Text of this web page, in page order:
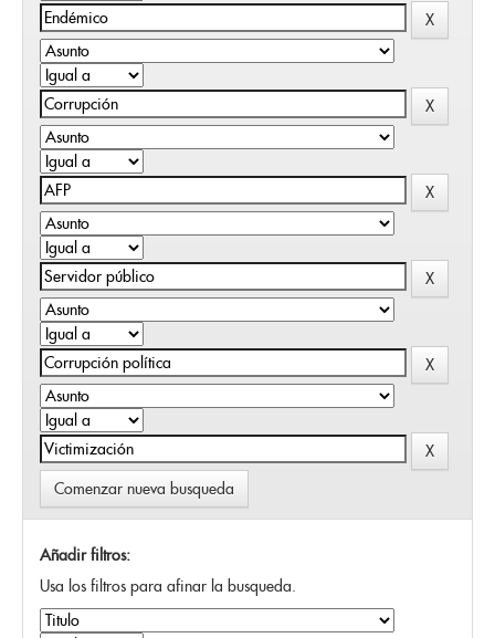
Comenzar nueva busqueda
Añadir filtros:
Usa los filtros para afinar la busqueda.